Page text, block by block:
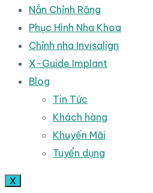
Nắn Chỉnh Răng
Phục Hình Nha Khoa
Chỉnh nha Invisalign
X-Guide Implant
Blog
Tin Tức
Khách hàng
Khuyến Mãi
Tuyển dụng
X